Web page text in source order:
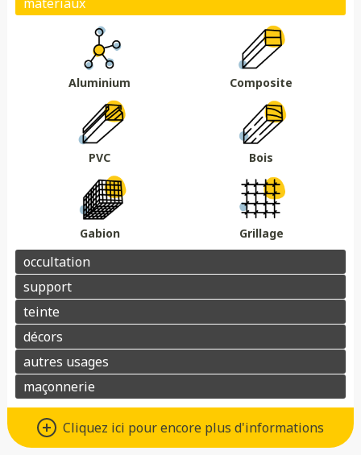
Aluminium Composite
PVC Bois
Gabion Grillage
Plein
Essences de bois
Coloris au choix
DMC 301
DMC 303 B
DMC 304
DMC 305
Barrière acoustique
Tour piscine
Couvertine
Cliquez ici pour encore plus d'informations
Un grand choix de matériaux de
qualité